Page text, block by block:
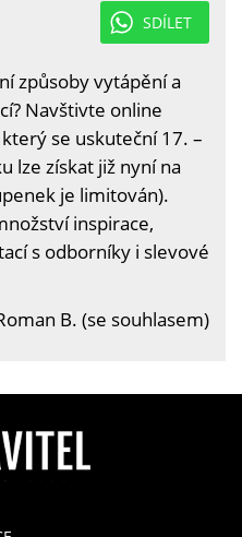
SDÍLET
způsoby vytápění a
Navštivte online
se uskuteční 17. –
lze získat již nyní na
je limitován).
inspirace,
s odborníky i slevové
B. (se souhlasem)